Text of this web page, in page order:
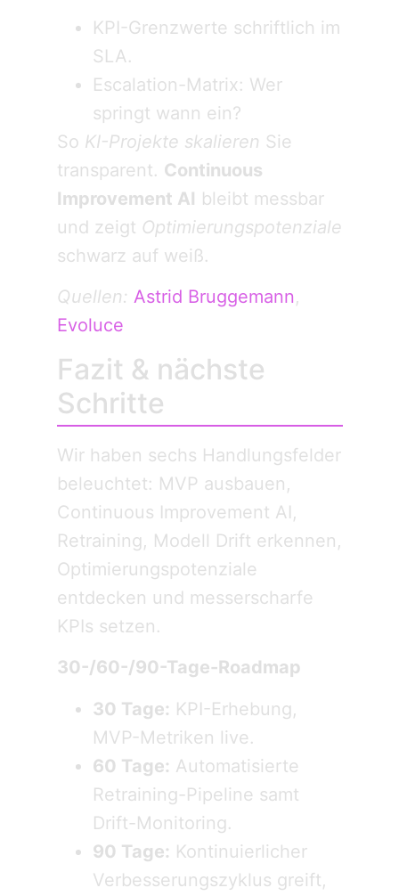
KPI-Grenzwerte schriftlich im
SLA.
Escalation-Matrix: Wer
springt wann ein?
So KI-Projekte skalieren Sie
transparent. Continuous
Improvement AI bleibt messbar
und zeigt Optimierungspotenziale
schwarz auf weiß.
Quellen: Astrid Bruggemann,
Evoluce
Fazit & nächste
Schritte
Wir haben sechs Handlungsfelder
beleuchtet: MVP ausbauen,
Continuous Improvement AI,
Retraining, Modell Drift erkennen,
Optimierungspotenziale
entdecken und messerscharfe
KPIs setzen.
30-/60-/90-Tage-Roadmap
30 Tage: KPI-Erhebung,
MVP-Metriken live.
60 Tage: Automatisierte
Retraining-Pipeline samt
Drift-Monitoring.
90 Tage: Kontinuierlicher
Verbesserungszyklus greift,